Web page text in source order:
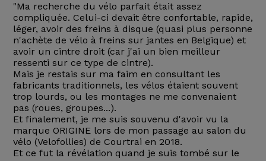
"Ma recherche du vélo parfait était assez
compliquée. Celui-ci devait être confortable, rapide,
léger, avoir des freins à disque (quasi plus personne
n'achète de vélo à freins sur jantes en Belgique) et
avoir un cintre droit (car j'ai un bien meilleur
ressenti sur ce type de cintre).
Mais je restais sur ma faim en consultant les
fabricants traditionnels, les vélos étaient souvent
trop lourds, ou les montages ne me convenaient
pas (roues, groupes...).
Et finalement, je me suis souvenu d'avoir vu la
marque ORIGINE lors de mon passage au salon du
vélo (Velofollies) de Courtrai en 2018.
Et ce fut la révélation quand je suis tombé sur le